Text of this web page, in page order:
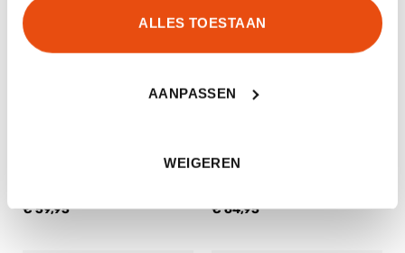
ALLES TOESTAAN
AANPASSEN
WEIGEREN
UITVERKOCHT
€59,95
€64,95